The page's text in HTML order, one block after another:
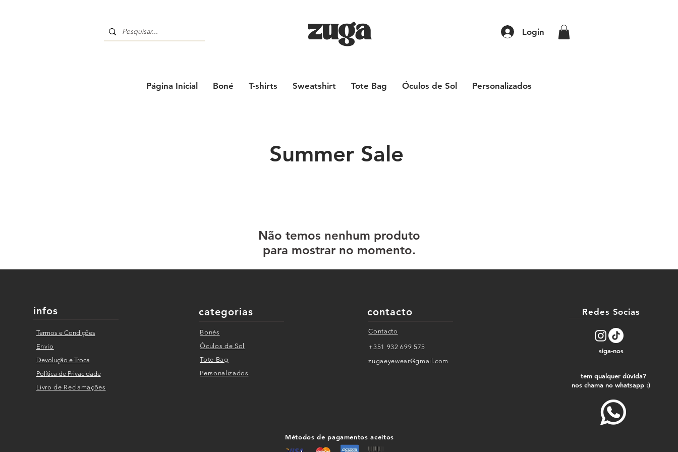
zuga Login
Página Inicial Boné T-shirts Sweatshirt Tote Bag Óculos de Sol Personalizados
Summer Sale
Não temos nenhum produto
para mostrar no momento.
infos
Termos e Condições
Envio
Devolução e Troca
Política de Privacidade
Livro de Reclamações
categorias
Bonés
Óculos de Sol
Tote Bag
Personalizados
contacto
Contacto
+351 932 699 575
zugaeyewear@gmail.com
Redes Socias
siga-nos
tem qualquer dúvida?
nos chama no whatsapp :)
Métodos de pagamentos aceitos